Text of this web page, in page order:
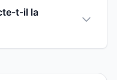
t-il la